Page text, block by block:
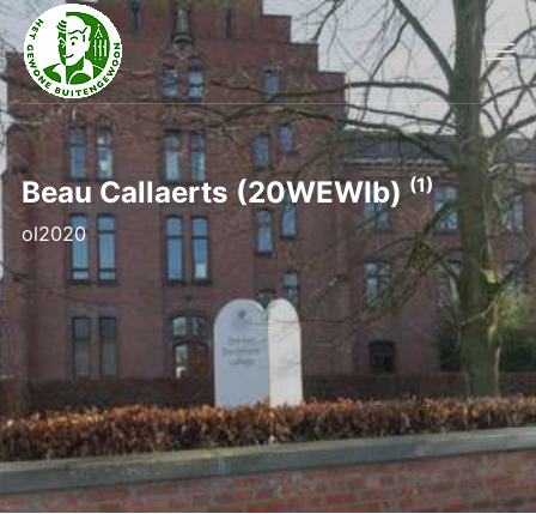
Beau Callaerts (20WEWIb)(1)
ol2020